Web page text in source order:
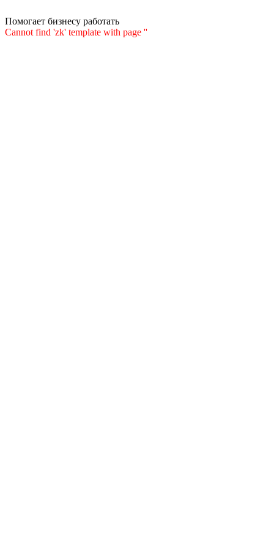
Помогает бизнесу работать
Cannot find 'zk' template with page ''